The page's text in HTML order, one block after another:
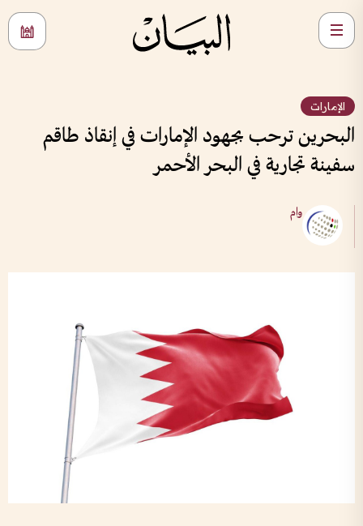
الإمارات
البحرين ترحب بجهود الإمارات في إنقاذ طاقم
سفينة تجارية في البحر الأحمر
وام